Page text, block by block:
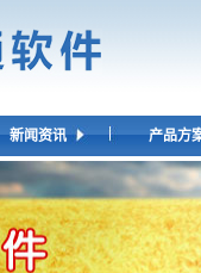
新闻资讯 产品方